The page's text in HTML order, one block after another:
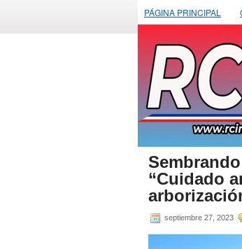
PÁGINA PRINCIPAL
“Cuidado
septiembre 27, 2023